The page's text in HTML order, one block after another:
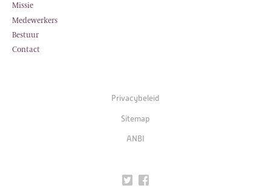
Missie
Medewerkers
Bestuur
Contact
Privacybeleid
Sitemap
ANBI
Twitter